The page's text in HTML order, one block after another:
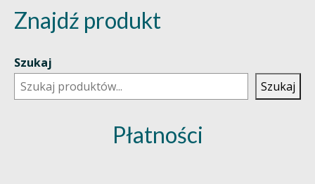
Znajdź produkt
Szukaj
Szukaj
Płatności